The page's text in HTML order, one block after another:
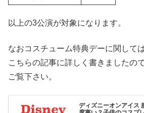
以上の3公演が対象になります。
なおコスチューム特典デーに関しては
こちらの記事に詳しく書きましたの
ご覧下さい。
ディズニーオンアイス